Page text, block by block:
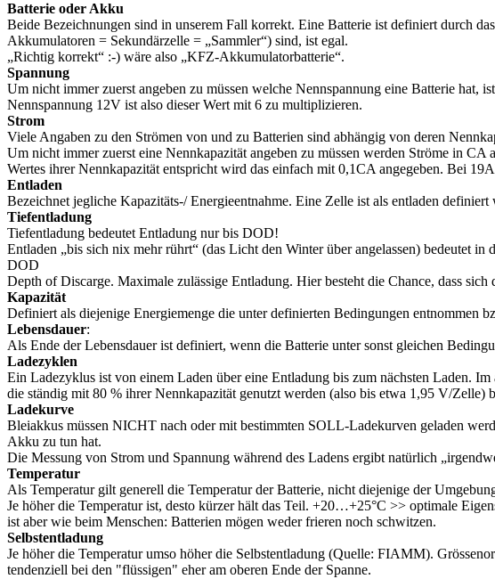
Batterie oder Akku
Beide Bezeichnungen sind in unserem Fall korrekt. Eine Batterie ist definiert durch
Akkumulatoren = Sekundärzelle = „Sammler“) sind, ist egal.
„Richtig korrekt“ :-) wäre also „KFZ-Akkumulatorbatterie“.
Spannung
Um nicht immer zuerst angeben zu müssen welche Nennspannung eine Batterie
Nennspannung 12V ist also dieser Wert mit 6 zu multiplizieren.
Strom
Viele Angaben zu den Strömen von und zu Batterien sind abhängig von deren
Um nicht immer zuerst eine Nennkapazität angeben zu müssen werden Ströme in
Wertes ihrer Nennkapazität entspricht wird das einfach mit 0,1CA angegeben. Bei
Entladen
Bezeichnet jegliche Kapazitäts-/ Energieentnahme. Eine Zelle ist als entladen
Tiefentladung
Tiefentladung bedeutet Entladung nur bis DOD!
Entladen „bis sich nix mehr rührt“ (das Licht den Winter über angelassen) bedeutet in
DOD
Depth of Discarge. Maximale zulässige Entladung. Hier besteht die Chance, dass
Kapazität
Definiert als diejenige Energiemenge die unter definierten Bedingungen entnommen
Lebensdauer:
Als Ende der Lebensdauer ist definiert, wenn die Batterie unter sonst gleichen
Ladezyklen
Ein Ladezyklus ist von einem Laden über eine Entladung bis zum nächsten Laden.
die ständig mit 80 % ihrer Nennkapazität genutzt werden (also bis etwa 1,95 V/
Ladekurve
Bleiakkus müssen NICHT nach oder mit bestimmten SOLL-Ladekurven geladen
Akku zu tun hat.
Die Messung von Strom und Spannung während des Ladens ergibt natürlich
Temperatur
Als Temperatur gilt generell die Temperatur der Batterie, nicht diejenige der
Je höher die Temperatur ist, desto kürzer hält das Teil. +20…+25°C >> optimale
ist aber wie beim Menschen: Batterien mögen weder frieren noch schwitzen.
Selbstentladung
Je höher die Temperatur umso höher die Selbstentladung (Quelle: FIAMM).
tendenziell bei den "flüssigen" eher am oberen Ende der Spanne.